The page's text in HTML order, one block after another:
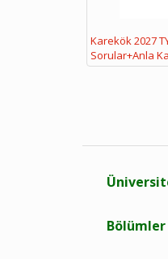
Karekök 2027
Sorular+Anla
Bölümler